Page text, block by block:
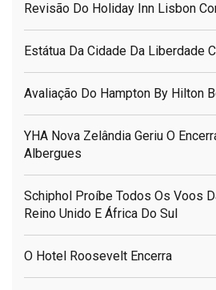
Revisão Do Holiday Inn Lisbon
Estátua Da Cidade Da Liberdade
Avaliação Do Hampton By Hilton
YHA Nova Zelândia Geriu O
Albergues
Schiphol Proíbe Todos Os Voos
Reino Unido E África Do Sul
O Hotel Roosevelt Encerra